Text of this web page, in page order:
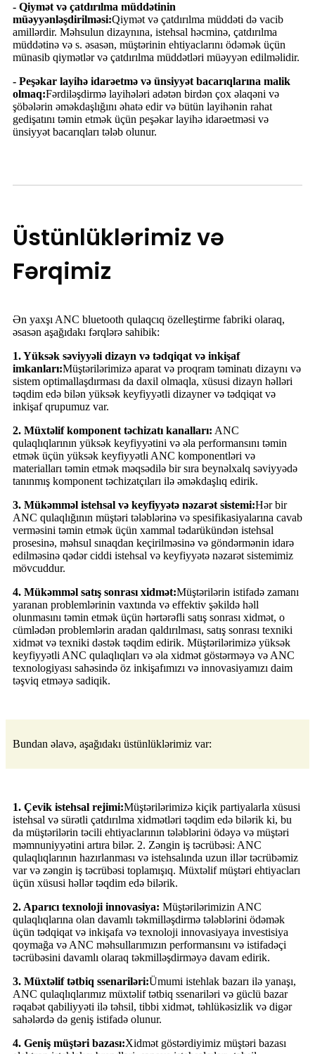
- Qiymət və çatdırılma müddətinin
müəyyənləşdirilməsi:Qiymət və çatdırılma müddəti də vacib
amillərdir. Məhsulun dizaynına, istehsal həcminə, çatdırılma
müddətinə və s. əsasən, müştərinin ehtiyaclarını ödəmək üçün
münasib qiymətlər və çatdırılma müddətləri müəyyən edilməlidir.
- Peşəkar layihə idarəetmə və ünsiyyət bacarıqlarına malik
olmaq:Fərdiləşdirmə layihələri adətən birdən çox əlaqəni və
şöbələrin əməkdaşlığını əhatə edir və bütün layihənin rahat
gedişatını təmin etmək üçün peşəkar layihə idarəetməsi və
ünsiyyət bacarıqları tələb olunur.
Üstünlüklərimiz və
Fərqimiz
Ən yaxşı ANC bluetooth qulaqcıq özelleştirme fabriki olaraq,
əsasən aşağıdakı fərqlərə sahibik:
1. Yüksək səviyyəli dizayn və tədqiqat və inkişaf
imkanları:Müştərilərimizə aparat və proqram təminatı dizaynı və
sistem optimallaşdırması da daxil olmaqla, xüsusi dizayn həlləri
təqdim edə bilən yüksək keyfiyyətli dizayner və tədqiqat və
inkişaf qrupumuz var.
2. Müxtəlif komponent təchizatı kanalları: ANC
qulaqlıqlarının yüksək keyfiyyətini və əla performansını təmin
etmək üçün yüksək keyfiyyətli ANC komponentləri və
materialları təmin etmək məqsədilə bir sıra beynəlxalq səviyyədə
tanınmış komponent təchizatçıları ilə əməkdaşlıq edirik.
3. Mükəmməl istehsal və keyfiyyətə nəzarət sistemi:Hər bir
ANC qulaqlığının müştəri tələblərinə və spesifikasiyalarına cavab
verməsini təmin etmək üçün xammal tədarükündən istehsal
prosesinə, məhsul sınaqdan keçirilməsinə və göndərmənin idarə
edilməsinə qədər ciddi istehsal və keyfiyyətə nəzarət sistemimiz
mövcuddur.
4. Mükəmməl satış sonrası xidmət:Müştərilərin istifadə zamanı
yaranan problemlərinin vaxtında və effektiv şəkildə həll
olunmasını təmin etmək üçün hərtərəfli satış sonrası xidmət, o
cümlədən problemlərin aradan qaldırılması, satış sonrası texniki
xidmət və texniki dəstək təqdim edirik. Müştərilərimizə yüksək
keyfiyyətli ANC qulaqlıqları və əla xidmət göstərməyə və ANC
texnologiyası sahəsində öz inkişafımızı və innovasiyamızı daim
təşviq etməyə sadiqik.
Bundan əlavə, aşağıdakı üstünlüklərimiz var:
1. Çevik istehsal rejimi:Müştərilərimizə kiçik partiyalarla xüsusi
istehsal və sürətli çatdırılma xidmətləri təqdim edə bilərik ki, bu
da müştərilərin təcili ehtiyaclarının tələblərini ödəyə və müştəri
məmnuniyyətini artıra bilər. 2. Zəngin iş təcrübəsi: ANC
qulaqlıqlarının hazırlanması və istehsalında uzun illər təcrübəmiz
var və zəngin iş təcrübəsi toplamışıq. Müxtəlif müştəri ehtiyacları
üçün xüsusi həllər təqdim edə bilərik.
2. Aparıcı texnoloji innovasiya: Müştərilərimizin ANC
qulaqlıqlarına olan davamlı təkmilləşdirmə tələblərini ödəmək
üçün tədqiqat və inkişafa və texnoloji innovasiyaya investisiya
qoymağa və ANC məhsullarımızın performansını və istifadəçi
təcrübəsini davamlı olaraq təkmilləşdirməyə davam edirik.
3. Müxtəlif tətbiq ssenariləri:Ümumi istehlak bazarı ilə yanaşı,
ANC qulaqlıqlarımız müxtəlif tətbiq ssenariləri və güclü bazar
rəqabət qabiliyyəti ilə təhsil, tibbi xidmət, təhlükəsizlik və digər
sahələrdə də geniş istifadə olunur.
4. Geniş müştəri bazası:Xidmət göstərdiyimiz müştəri bazası